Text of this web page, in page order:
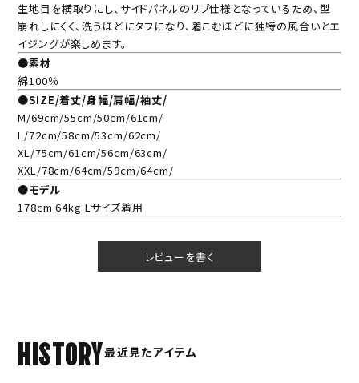
生地目を横取りにし、サイドパネルのリブ仕様となっているため、型
崩れしにくく、洗うほどにタフになり、着こむほどに独特の風合いとエ
イジングが楽しめます。
●素材
綿100％
●SIZE/着丈/身幅/肩幅/袖丈/
M/69cm/55cm/50cm/61cm/
L/72cm/58cm/53cm/62cm/
XL/75cm/61cm/56cm/63cm/
XXL/78cm/64cm/59cm/64cm/
●モデル
178cm 64kg Lサイズ着用
レビューを書く
HISTORY最近見たアイテム